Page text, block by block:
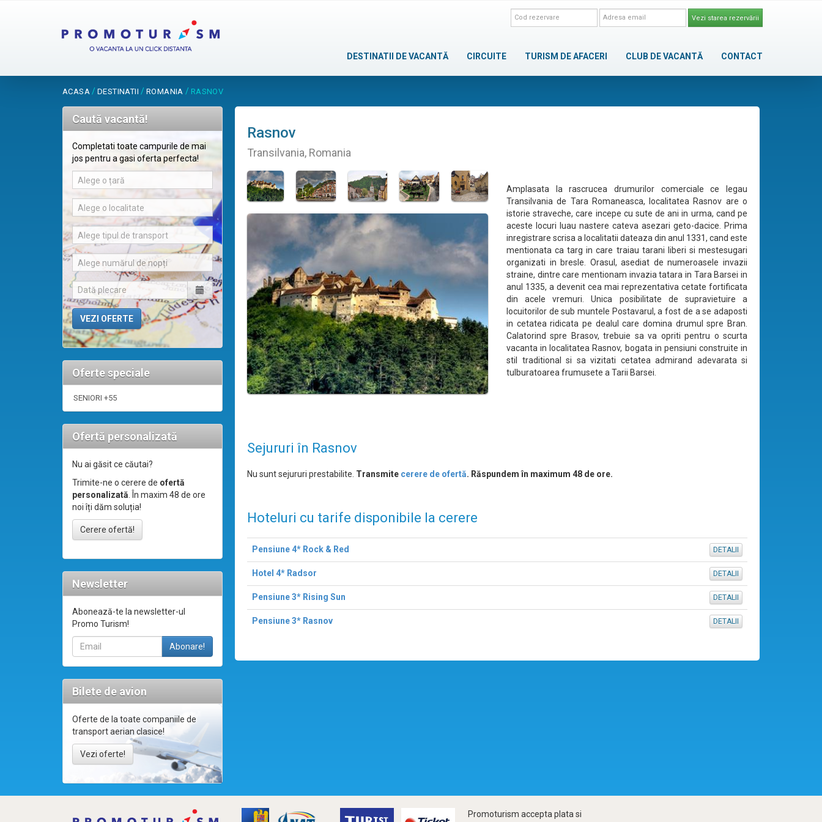
Vezi starea rezervării
DESTINATII DE VACANTĂ CIRCUITE TURISM DE AFACERI CLUB DE VACANTĂ CONTACT
ACASA / DESTINATII / ROMANIA / RASNOV
Caută vacantă!
Completati toate campurile de mai
jos pentru a gasi oferta perfecta!
Alege o țară
Alege o localitate
Alege tipul de transport
Alege numărul de nopți
Oferte speciale
SENIORI +55
Ofertă personalizată
Nu ai găsit ce căutai?
Trimite-ne o cerere de ofertă
personalizată. În maxim 48 de ore
noi îți dăm soluția!
Cerere ofertă!
Newsletter
Abonează-te la newsletter-ul
Promo Turism!
Bilete de avion
Oferte de la toate companiile de
transport aerian clasice!
Vezi oferte!
Rasnov
Transilvania, Romania
Amplasata la rascrucea drumurilor comerciale ce legau
Transilvania de Tara Romaneasca, localitatea Rasnov are o
istorie straveche, care incepe cu sute de ani in urma, cand pe
aceste locuri luau nastere cateva asezari geto-dacice. Prima
inregistrare scrisa a localitatii dateaza din anul 1331, cand este
mentionata ca targ in care traiau tarani liberi si mestesugari
organizati in bresle. Orasul, asediat de numeroasele invazii
straine, dintre care mentionam invazia tatara in Tara Barsei in
anul 1335, a devenit cea mai reprezentativa cetate fortificata
din acele vremuri. Unica posibilitate de supravietuire a
locuitorilor de sub muntele Postavarul, a fost de a se adaposti
in cetatea ridicata pe dealul care domina drumul spre Bran.
Calatorind spre Brasov, trebuie sa va opriti pentru o scurta
vacanta in localitatea Rasnov, bogata in pensiuni construite in
stil traditional si sa vizitati cetatea admirand adevarata si
tulburatoarea frumusete a Tarii Barsei.
Sejururi în Rasnov
Nu sunt sejururi prestabilite. Transmite cerere de ofertă. Răspundem în maximum 48 de ore.
Hoteluri cu tarife disponibile la cerere
Pensiune 4* Rock & Red DETALII
Hotel 4* Radsor DETALII
Pensiune 3* Rising Sun DETALII
Pensiune 3* Rasnov DETALII
Promoturism accepta plata si